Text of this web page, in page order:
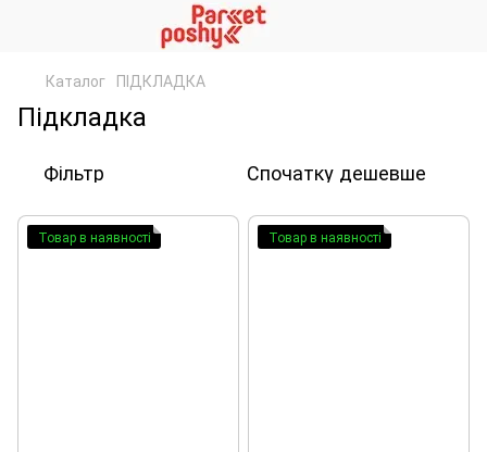
Каталог ПІДКЛАДКА
Підкладка
Фільтр Спочатку дешевше
Товар в наявності Товар в наявності